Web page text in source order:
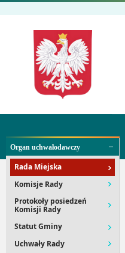
Organ uchwałodawczy
Rada Miejska
Komisje Rady
Protokoły posiedzeń
Komisji Rady
Statut Gminy
Uchwały Rady